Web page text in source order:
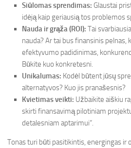
Siūlomas sprendimas: Glaustai
idėją kaip geriausią tos problemos
Nauda ir grąža (ROI): Tai
nauda? Ar tai bus finansinis pelnas,
efektyvumo padidinimas,
Būkite kuo konkretesni.
Unikalumas: Kodėl būtent jūsų
alternatyvos? Kuo jis pranašesnis?
Kvietimas veikti: Užbaikite aiškiu
skirti finansavimą pilotiniam
detalesniam aptarimui“.
Tonas turi būti pasitikintis, energingas ir